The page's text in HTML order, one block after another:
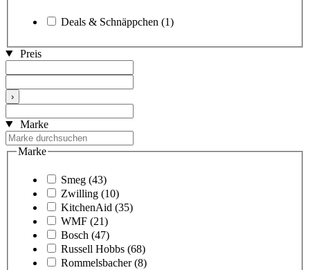
Deals & Schnäppchen (1)
Preis
›
Marke
Marke
Smeg (43)
Zwilling (10)
KitchenAid (35)
WMF (21)
Bosch (47)
Russell Hobbs (68)
Rommelsbacher (8)